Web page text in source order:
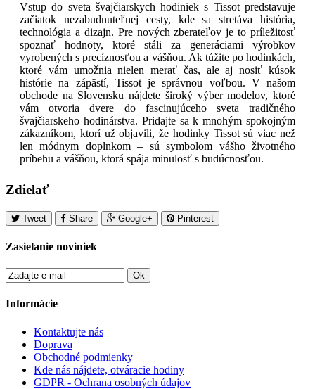
Vstup do sveta švajčiarskych hodiniek s Tissot predstavuje
začiatok nezabudnuteľnej cesty, kde sa stretáva história,
technológia a dizajn. Pre nových zberateľov je to príležitosť
spoznať hodnoty, ktoré stáli za generáciami výrobkov
vyrobených s precíznosťou a vášňou. Ak túžite po hodinkách,
ktoré vám umožnia nielen merať čas, ale aj nosiť kúsok
histórie na zápästí, Tissot je správnou voľbou. V našom
obchode na Slovensku nájdete široký výber modelov, ktoré
vám otvoria dvere do fascinujúceho sveta tradičného
švajčiarskeho hodinárstva. Pridajte sa k mnohým spokojným
zákazníkom, ktorí už objavili, že hodinky Tissot sú viac než
len módnym doplnkom – sú symbolom vášho životného
príbehu a vášňou, ktorá spája minulosť s budúcnosťou.
Zdielať
Tweet Share Google+ Pinterest
Zasielanie noviniek
Ok
Informácie
Kontaktujte nás
Doprava
Obchodné podmienky
Kde nás nájdete, otváracie hodiny
GDPR - Ochrana osobných údajov